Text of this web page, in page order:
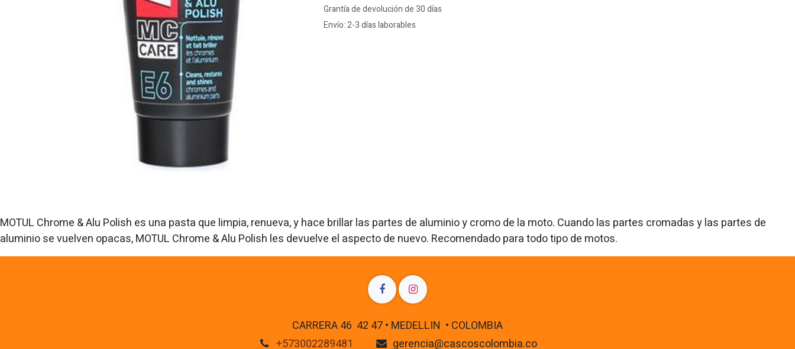
Grantía de devolución de 30 días
Envío: 2-3 días laborables
MOTUL Chrome & Alu Polish es una pasta que limpia, renueva, y hace brillar las partes de aluminio y cromo de la moto. Cuando las partes cromadas y las partes de
aluminio se vuelven opacas, MOTUL Chrome & Alu Polish les devuelve el aspecto de nuevo. Recomendado para todo tipo de motos.
CARRERA 46 42 47 • MEDELLIN • COLOMBIA
+573002289481
gerencia@cascoscolombia.co